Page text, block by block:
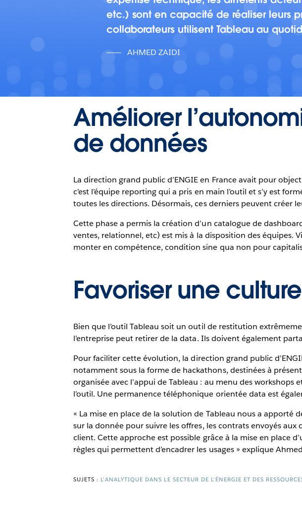
etc.) sont en capacité de réaliser leurs
collaborateurs utilisent Tableau au
AHMED ZAIDI
Améliorer
de données
La direction grand public d’ENGIE en France avait pour
c’est l’équipe reporting qui a pris en main l’outil et s’y est
toutes les directions. Désormais, ces derniers peuvent créer
Cette phase a permis la création d’un catalogue de
ventes, relationnel, etc) est mis à la disposition des équipes.
monter en compétence, condition sine qua non pour
Favoriser une
Bien que l’outil Tableau soit un outil de restitution
l’entreprise peut retirer de la data. Ils doivent également
Pour faciliter cette évolution, la direction grand public
notamment sous la forme de hackathons, destinées à
organisée avec l’appui de Tableau : au menu des
l’outil. Une permanence téléphonique orientée data est
« La mise en place de la solution de Tableau nous a apporté
sur la donnée pour suivre les offres, les contrats envoyés
client. Cette approche est possible grâce à la mise en place
règles qui permettent d’encadrer les usages » explique
SUJETS : L'ANALYTIQUE DANS LE SECTEUR DE L'ÉNERGIE ET DES